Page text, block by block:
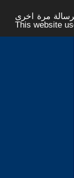
مرة اخرى -
This website